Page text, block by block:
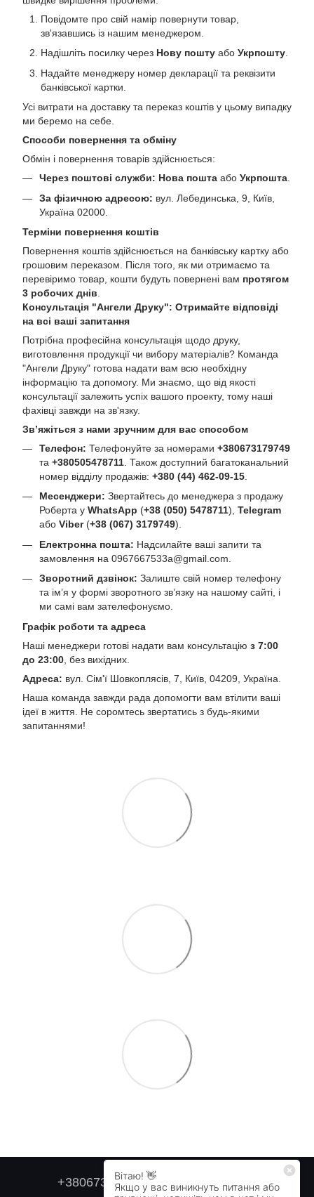
Повідомте про свій намір повернути товар,
зв'язавшись із нашим менеджером.
Надішліть посилку через Нову пошту або Укрпошту.
Надайте менеджеру номер декларації та реквізити
банківської картки.
Усі витрати на доставку та переказ коштів у цьому випадку
ми беремо на себе.
Способи повернення та обміну
Обмін і повернення товарів здійснюється:
Через поштові служби: Нова пошта або Укрпошта
За фізичною адресою: вул. Лебединська, 9, Київ,
Україна 02000.
Терміни повернення коштів
Повернення коштів здійснюється на банківську картку або
грошовим переказом. Після того, як ми отримаємо та
перевіримо товар, кошти будуть повернені вам протягом
3 робочих днів
Консультація "Ангели Друку": Отримайте відповіді
на всі ваші запитання
Потрібна професійна консультація щодо друку,
виготовлення продукції чи вибору матеріалів? Команда
"Ангели Друку" готова надати вам всю необхідну
інформацію та допомогу. Ми знаємо, що від якості
консультації залежить успіх вашого проекту, тому наші
фахівці завжди на зв'язку.
Зв’яжіться з нами зручним для вас способом
Телефон: Телефонуйте за номерами +380673179749
та +380505478711 . Також доступний багатоканальний
номер відділу продажів: +380 (44) 462-09-15
Месенджери: Звертайтесь до менеджера з продажу
Роберта у WhatsApp (+38 (050) 5478711), Telegram
або Viber(+38 (067) 3179749).
Електронна пошта: Надсилайте ваші запити та
замовлення на 0967667533a@gmail.com
Зворотний дзвінок: Залиште свій номер телефону
та ім’я у формі зворотного зв’язку на нашому сайті, і
ми самі вам зателефонуємо.
Графік роботи та адреса
Наші менеджери готові надати вам консультацію з 7:00
до 23:00 , без вихідних.
Адреса: вул. Сім'ї Шовкоплясів, 7, Київ, 04209, Україна.
Наша команда завжди рада допомогти вам втілити ваші
ідеї в життя. Не соромтесь звертатись з будь-якими
запитаннями!
+380673179749 +380505478711